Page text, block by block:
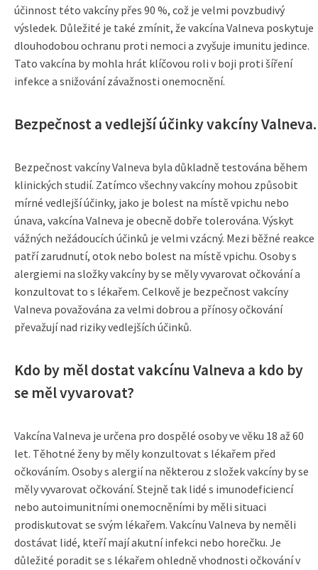
účinnost této vakcíny přes 90 %, což je velmi povzbudivý
výsledek. Důležité je také zmínit, že vakcína Valneva poskytuje
dlouhodobou ochranu proti nemoci a zvyšuje imunitu jedince.
Tato vakcína by mohla hrát klíčovou roli v boji proti šíření
infekce a snižování závažnosti onemocnění.
Bezpečnost a vedlejší účinky vakcíny Valneva.
Bezpečnost vakcíny Valneva byla důkladně testována během
klinických studií. Zatímco všechny vakcíny mohou způsobit
mírné vedlejší účinky, jako je bolest na místě vpichu nebo
únava, vakcína Valneva je obecně dobře tolerována. Výskyt
vážných nežádoucích účinků je velmi vzácný. Mezi běžné reakce
patří zarudnutí, otok nebo bolest na místě vpichu. Osoby s
alergiemi na složky vakcíny by se měly vyvarovat očkování a
konzultovat to s lékařem. Celkově je bezpečnost vakcíny
Valneva považována za velmi dobrou a přínosy očkování
převažují nad riziky vedlejších účinků.
Kdo by měl dostat vakcínu Valneva a kdo by
se měl vyvarovat?
Vakcína Valneva je určena pro dospělé osoby ve věku 18 až 60
let. Těhotné ženy by měly konzultovat s lékařem před
očkováním. Osoby s alergií na některou z složek vakcíny by se
měly vyvarovat očkování. Stejně tak lidé s imunodeficiencí
nebo autoimunitními onemocněními by měli situaci
prodiskutovat se svým lékařem. Vakcínu Valneva by neměli
dostávat lidé, kteří mají akutní infekci nebo horečku. Je
důležité poradit se s lékařem ohledně vhodnosti očkování v